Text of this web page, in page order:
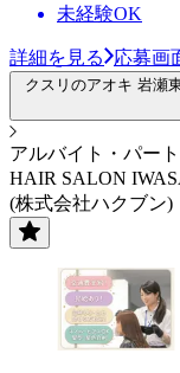
未経験OK
詳細を見る 応募画
クスリのアオキ 岩瀬
アルバイト・パート
HAIR SALON
(株式会社ハクブン)